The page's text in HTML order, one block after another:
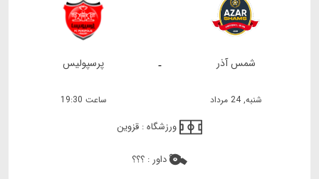
- شمس آذر پرسپولیس
شنبه, 24 مرداد ساعت 19:30
ورزشگاه : قزوین
داور : ؟؟؟